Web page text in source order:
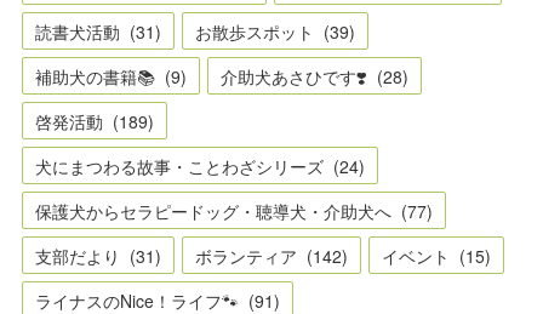
読書犬活動 (31) お散歩スポット (39)
補助犬の書籍📚 (9) 介助犬あさひです❣️ (28)
啓発活動 (189)
犬にまつわる故事・ことわざシリーズ (24)
保護犬からセラピードッグ・聴導犬・介助犬へ (77)
支部だより (31) ボランティア (142) イベント (15)
ライナスのNice！ライフ🐾 (91)